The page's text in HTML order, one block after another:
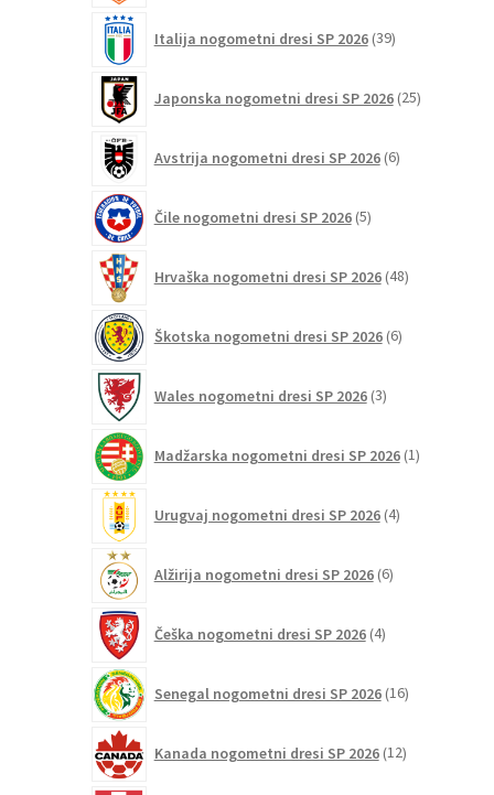
Italija nogometni dresi SP 2026 39izdelkov
Japonska nogometni dresi SP 2026 25izdelkov
Avstrija nogometni dresi SP 2026 6izdelkov
Čile nogometni dresi SP 2026 5izdelkov
Hrvaška nogometni dresi SP 2026 48izdelkov
Škotska nogometni dresi SP 2026 6izdelkov
Wales nogometni dresi SP 2026 3izdelki
Madžarska nogometni dresi SP 2026 1izdelek
Urugvaj nogometni dresi SP 2026 4izdelki
Alžirija nogometni dresi SP 2026 6izdelkov
Češka nogometni dresi SP 2026 4izdelki
Senegal nogometni dresi SP 2026 16izdelkov
Kanada nogometni dresi SP 2026 12izdelkov